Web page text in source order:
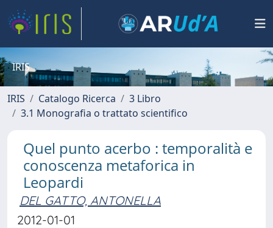
IRIS
IRIS Catalogo Ricerca
3 Libro
3.1 Monografia o trattato scientifico
Quel punto acerbo : temporalità e
conoscenza metaforica in
Leopardi
DEL GATTO, ANTONELLA
2012-01-01